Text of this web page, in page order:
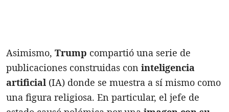
Asimismo, Trump compartió una serie de
publicaciones construidas con inteligencia
artificial (IA) donde se muestra a sí mismo como
una figura religiosa. En particular, el jefe de